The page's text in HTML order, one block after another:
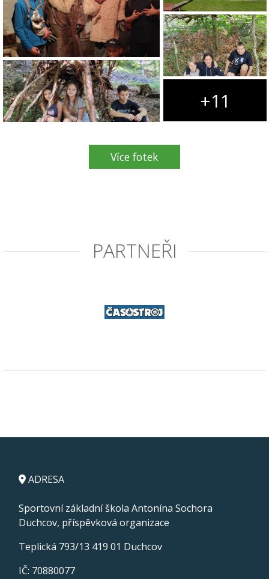
+11
Více fotek
PARTNEŘI
ADRESA
Sportovní základní škola Antonína Sochora
Duchcov, příspěvková organizace
Teplická 793/13 419 01 Duchcov
IČ: 70880077